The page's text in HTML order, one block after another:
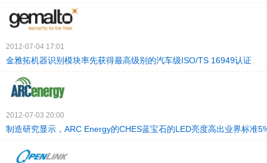
2012-07-04 17:01
金雅拓机器识别模块率先获得最高级别的汽车级ISO/TS 16949认证
2012-07-03 20:00
制造研究显示，ARC Energy的CHES蓝宝石的LED亮度高出业界标准